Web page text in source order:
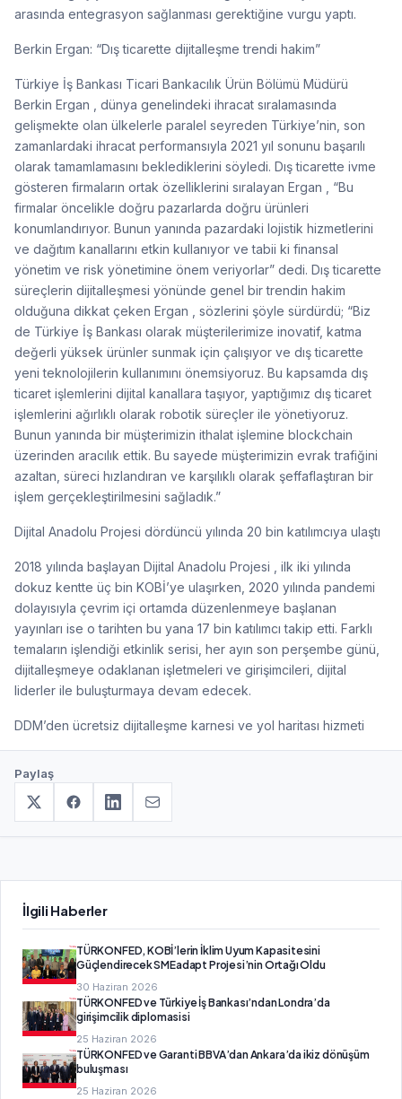
arasında entegrasyon sağlanması gerektiğine vurgu yaptı.
Berkin Ergan: “Dış ticarette dijitalleşme trendi hakim”
Türkiye İş Bankası Ticari Bankacılık Ürün Bölümü Müdürü
Berkin Ergan , dünya genelindeki ihracat sıralamasında
gelişmekte olan ülkelerle paralel seyreden Türkiye’nin, son
zamanlardaki ihracat performansıyla 2021 yıl sonunu başarılı
olarak tamamlamasını beklediklerini söyledi. Dış ticarette ivme
gösteren firmaların ortak özelliklerini sıralayan Ergan , “Bu
firmalar öncelikle doğru pazarlarda doğru ürünleri
konumlandırıyor. Bunun yanında pazardaki lojistik hizmetlerini
ve dağıtım kanallarını etkin kullanıyor ve tabii ki finansal
yönetim ve risk yönetimine önem veriyorlar” dedi. Dış ticarette
süreçlerin dijitalleşmesi yönünde genel bir trendin hakim
olduğuna dikkat çeken Ergan , sözlerini şöyle sürdürdü; “Biz
de Türkiye İş Bankası olarak müşterilerimize inovatif, katma
değerli yüksek ürünler sunmak için çalışıyor ve dış ticarette
yeni teknolojilerin kullanımını önemsiyoruz. Bu kapsamda dış
ticaret işlemlerini dijital kanallara taşıyor, yaptığımız dış ticaret
işlemlerini ağırlıklı olarak robotik süreçler ile yönetiyoruz.
Bunun yanında bir müşterimizin ithalat işlemine blockchain
üzerinden aracılık ettik. Bu sayede müşterimizin evrak trafiğini
azaltan, süreci hızlandıran ve karşılıklı olarak şeffaflaştıran bir
işlem gerçekleştirilmesini sağladık.”
Dijital Anadolu Projesi dördüncü yılında 20 bin katılımcıya ulaştı
2018 yılında başlayan Dijital Anadolu Projesi , ilk iki yılında
dokuz kentte üç bin KOBİ’ye ulaşırken, 2020 yılında pandemi
dolayısıyla çevrim içi ortamda düzenlenmeye başlanan
yayınları ise o tarihten bu yana 17 bin katılımcı takip etti. Farklı
temaların işlendiği etkinlik serisi, her ayın son perşembe günü,
dijitalleşmeye odaklanan işletmeleri ve girişimcileri, dijital
liderler ile buluşturmaya devam edecek.
DDM’den ücretsiz dijitalleşme karnesi ve yol haritası hizmeti
Paylaş
İlgili Haberler
TÜRKONFED, KOBİ’lerin İklim Uyum Kapasitesini
Güçlendirecek SMEadapt Projesi’nin Ortağı Oldu
30 Haziran 2026
TÜRKONFED ve Türkiye İş Bankası’ndan Londra’da
girişimcilik diplomasisi
25 Haziran 2026
TÜRKONFED ve Garanti BBVA’dan Ankara’da ikiz dönüşüm
buluşması
25 Haziran 2026